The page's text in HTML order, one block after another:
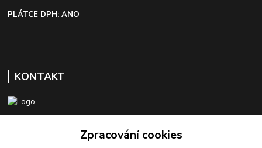
PLÁTCE DPH: ANO
KONTAKT
+420 603 418 822Zpracování cookies